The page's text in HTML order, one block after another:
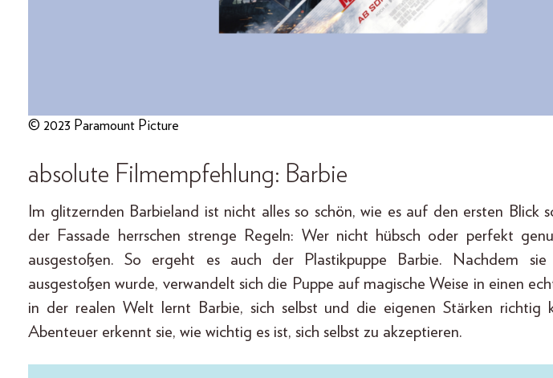
© 2023 Paramount Picture
absolute Filmempfehlung: Barbie
Im glitzernden Barbieland ist nicht alles so schön, wie es auf den ersten Blick
der Fassade herrschen strenge Regeln: Wer nicht hübsch oder perfekt
ausgestoßen. So ergeht es auch der Plastikpuppe Barbie. Nachdem
ausgestoßen wurde, verwandelt sich die Puppe auf magische Weise in einen
in der realen Welt lernt Barbie, sich selbst und die eigenen Stärken richtig
Abenteuer erkennt sie, wie wichtig es ist, sich selbst zu akzeptieren.